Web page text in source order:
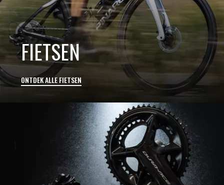
ONTDEK ALLE FIETSEN
FIETSEN